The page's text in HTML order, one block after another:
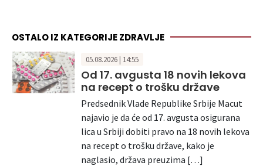
OSTALO IZ KATEGORIJE ZDRAVLJE
05.08.2026 | 14:55
Od 17. avgusta 18 novih lekova
na recept o trošku države
Predsednik Vlade Republike Srbije Macut
najavio je da će od 17. avgusta osigurana
lica u Srbiji dobiti pravo na 18 novih lekova
na recept o trošku države, kako je
naglasio, država preuzima […]